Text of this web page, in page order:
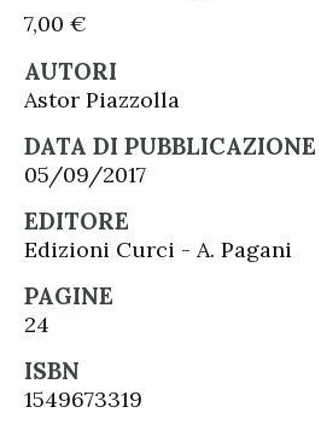
7,00 €
AUTORI
Astor Piazzolla
DATA DI PUBBLICAZIONE
05/09/2017
EDITORE
Edizioni Curci - A. Pagani
PAGINE
24
ISBN
1549673319